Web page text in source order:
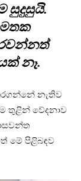
සුදුසුයි.
නෑ.
නැතිව
තුළින් වේදනාව
මේ පිළිබඳව